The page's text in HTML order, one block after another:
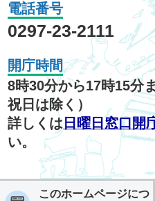
電話番号
0297-23-2111
開庁時間
8時30分から17時15分
祝日は除く）
詳しくは 日曜日窓口開
い。
このホームページにつ